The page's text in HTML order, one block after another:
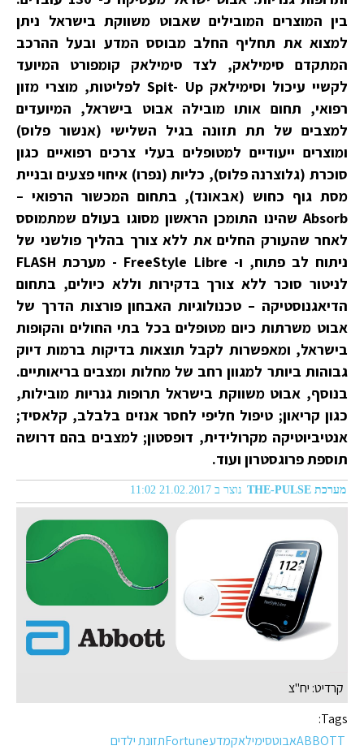
בין המוצרים המובילים שאבוט משווקת בישראל ניתן
למצוא את תחליף החלב מבוסס המדע ובעל ההרכב
המתקדם סימילאק, לצד סימילאק קומפורט המיועד
לקשיי עיכול וסימילאק Spit- Up לפליטות, מוצרי מזון
רפואי, תחום אותו מובילה אבוט בישראל, המיועדים
למצבים של תת תזונה בגיל השלישי (אנשור פלוס)
ומוצרים ייעודיים למטופלים בעלי צרכים רפואיים כגון
סוכרת (גלוצרנה פלוס), כליות (נפרו) איחוי פצעים ובניית
מסת גוף כחוש (אבאונד), בתחום המכשור הרפואי –
Absorb שהינו התומכן הראשון מסוגו בעולם שמתמוסס
לאחר שהעורק החלים את ללא צורך בהליך פולשני של
ניתוח לב פתוח, ו- FreeStyle Libre - מערכת FLASH
לניטור סוכר ללא צורך בדקירות וללא כיולים, בתחום
הדיאגנוסטיקה – טכנולוגיות האבחון פורצות הדרך של
אבוט משרתות כיום מטופלים בכל בתי החולים והקופות
בישראל, ומאפשרות לקבל תוצאות בדיקות ברמות דיוק
גבוהות ביותר למגוון רחב של מחלות ומצבים בריאותיים.
בנוסף, אבוט משווקת בישראל תרופות גנריות מובילות,
כגון קריאון; טיפול חליפי לחסר אנזים בלבלב, קלאסיד;
אנטיביוטיקה מקרולידית, דופסטון; למצבים בהם דרושה
תוספת פרוגסטרון ועוד.
מערכת THE-PULSE נוצר ב 21.02.2017 11:02
קרדיט: יח"צ
Tags:
ABBOTTאבוטסימילאקמדעFortuneתזונת ילדים